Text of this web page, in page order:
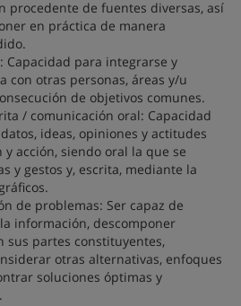
procedente de fuentes diversas, así
en práctica de manera
Capacidad para integrarse y
con otras personas, áreas y/u
de objetivos comunes.
/ comunicación oral: Capacidad
ideas, opiniones y actitudes
acción, siendo oral la que se
y gestos y, escrita, mediante la
de problemas: Ser capaz de
información, descomponer
sus partes constituyentes,
otras alternativas, enfoques
soluciones óptimas y